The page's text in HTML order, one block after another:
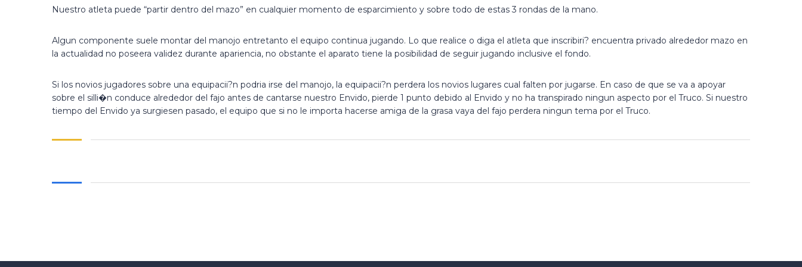
Nuestro atleta puede “partir dentro del mazo” en cualquier momento de esparcimiento y sobre todo de estas 3 rondas de la mano.
Algun componente suele montar del manojo entretanto el equipo continua jugando. Lo que realice o diga el atleta que inscribiri? encuentra privado alrededor mazo en
la actualidad no poseera validez durante apariencia, no obstante el aparato tiene la posibilidad de seguir jugando inclusive el fondo.
Si los novios jugadores sobre una equipacii?n podria irse del manojo, la equipacii?n perdera los novios lugares cual falten por jugarse. En caso de que se va a apoyar
sobre el silli�n conduce alrededor del fajo antes de cantarse nuestro Envido, pierde 1 punto debido al Envido y no ha transpirado ningun aspecto por el Truco. Si nuestro
tiempo del Envido ya surgiesen pasado, el equipo que si no le importa hacerse amiga de la grasa vaya del fajo perdera ningun tema por el Truco.